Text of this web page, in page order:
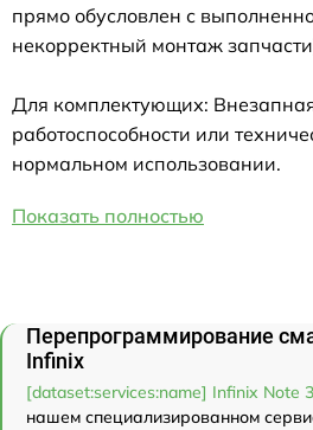
прямо обусловлен с
некорректный монтаж
Для комплектующих:
работоспособности или
нормальном использовании.
Показать полностью
Перепрограммирование
Infinix
[dataset:services:name] Infinix Note
нашем специализированном